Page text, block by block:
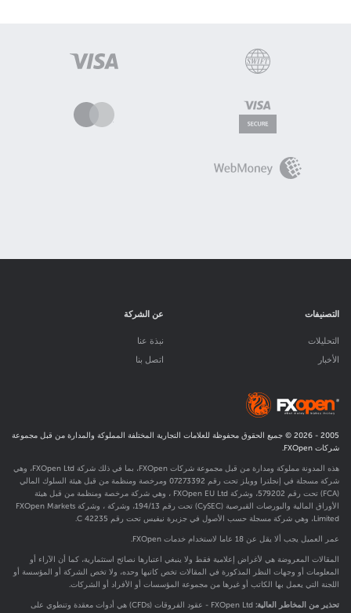
التصنيفات
التحليلات
الأخبار
عن الشركة
نبذة عنا
اتصل بنا
2005 -
2026 © جميع الحقوق محفوظة للعلامات التجارية المختلفة المملوكة والمدارة من قبل مجموعة
شركات FXOpen.
هذه المدونة مملوكة ومدارة من قبل مجموعة شركات FXOpen، بما في ذلك شركة FXOpen Ltd، وهي
شركة مسجلة في إنجلترا وويلز تحت رقم 07273392 ومرخصة ومنظمة من قبل هيئة السلوك المالي
(FCA) تحت رقم
579202
، وشركة FXOpen EU Ltd ، وهي شركة مرخصة ومنظمة من قبل هيئة
الأوراق المالية والبورصات القبرصية (CySEC) تحت رقم 194/13، وشركة ، وشركة FXOpen Markets
Limited، وهي شركة مسجلة حسب الأصول في جزيرة نيفيس تحت رقم C 42235.
عمر العميل يجب ألا يقل عن 18 عاما لاستخدام خدمات FXOpen.
المقالات المعروضة هي لأغراض إعلامية فقط ولا ينبغي اعتبارها نصائح استثمارية، كما أن الآراء أو
المعلومات أو وجهات النظر المذكورة في المقالات تخص كاتبها وحده، ولا تخص الشركة أو المؤسسة أو
اللجنة التي يعمل بها الكاتب أو غيرها من مجموعة المؤسسات أو الأفراد أو الشركات.
تحذير من المخاطر العالية: FXOpen Ltd - عقود الفروقات (CFDs) هي أدوات معقدة وتنطوي على